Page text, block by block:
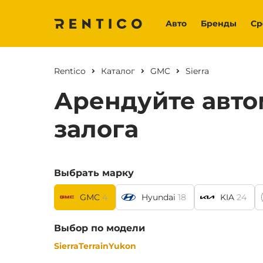
Авто Бренды
Арендуйте
залога
Rentico Каталог GMC Sierra
Выбрать марку
GMC 4 Hyundai 18 KIA 24
Выбор по модели
SierraTerrainYukon